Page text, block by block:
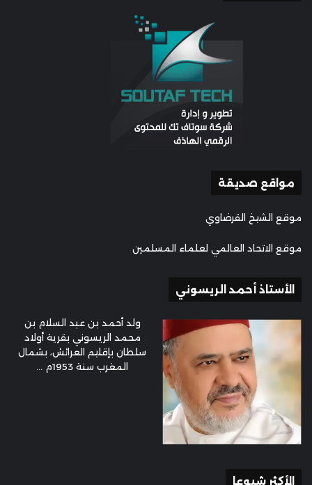
مواقع صديقة
موقع الشيخ القرضاوي
موقع الاتحاد العالمي لعلماء المسلمين
الأستاذ أحمد الريسوني
ولد أحمد بن عبد السلام بن
محمد الريسوني بقرية أولاد
سلطان بإقليم العرائش، بشمال
المغرب سنة 1953م ...
الأكثر شيوعا